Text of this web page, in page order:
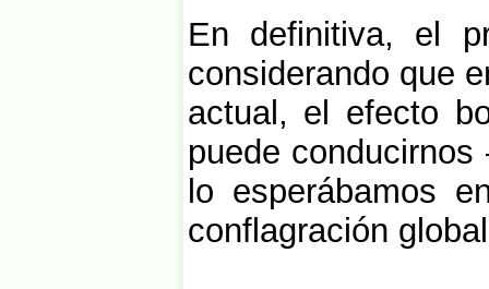
En definitiva, el
considerando que
actual, el efecto
puede
lo esperábamos
conflagración